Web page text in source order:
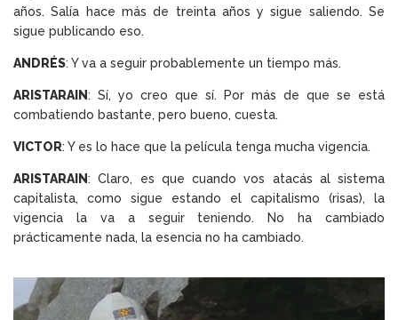
años. Salía hace más de treinta años y sigue saliendo. Se
sigue publicando eso.
ANDRÉS: Y va a seguir probablemente un tiempo más.
ARISTARAIN: Sí, yo creo que sí. Por más de que se está
combatiendo bastante, pero bueno, cuesta.
VICTOR: Y es lo hace que la película tenga mucha vigencia.
ARISTARAIN: Claro, es que cuando vos atacás al sistema
capitalista, como sigue estando el capitalismo (risas), la
vigencia la va a seguir teniendo. No ha cambiado
prácticamente nada, la esencia no ha cambiado.